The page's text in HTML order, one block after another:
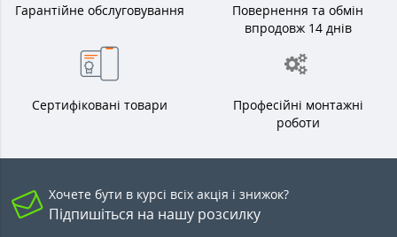
Гарантійне обслуговування
Повернення та обмін
впродовж 14 днів
Сертифіковані товари
Професійні монтажні
роботи
Хочете бути в курсі всіх акція і знижок?
Підпишіться на нашу розсилку